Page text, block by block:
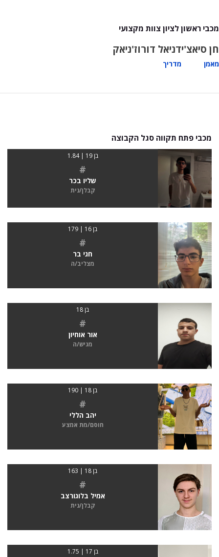
מכבי ראשון לציון צוות מקצועי
חן סיאצ'י
מאמן
דניאל דורוז'ניאק
מדריך
מכבי פתח תקווה סגל הקבוצה
בן 19 | 1.84
#
שליו בכר
קבלן/נית
בן 16 | 179
#
חגי בר
מצליב/ה
בן 18
#
אור אוחיון
מגיש/ה
בן 18 | 190
#
יהב הללי
חוסם/מת אמצע
בן 18 | 163
#
אמיל בלוגורצב
קבלן/נית
בן 17 | 1.75